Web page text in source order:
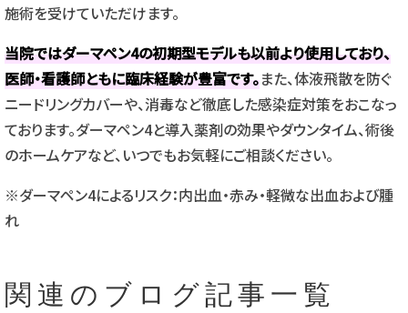
施術を受けていただけます。
当院ではダーマペン4の初期型モデルも以前より使用しており、
医師・看護師ともに臨床経験が豊富です。また、体液飛散を防ぐ
ニードリングカバーや、消毒など徹底した感染症対策をおこなっ
ております。ダーマペン4と導入薬剤の効果やダウンタイム、術後
のホームケアなど、いつでもお気軽にご相談ください。
※ダーマペン4によるリスク：内出血・赤み・軽微な出血および腫
れ
関連のブログ記事一覧